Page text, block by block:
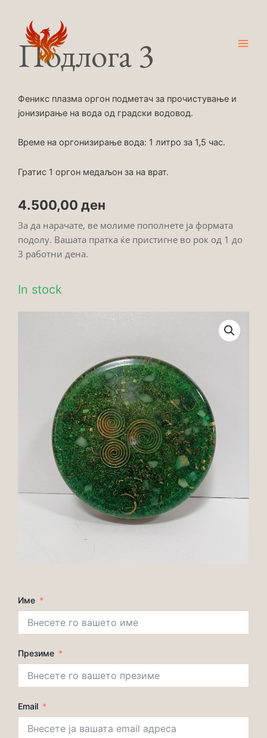
contentПодлога 3
Феникс плазма оргон подметач за прочистување и
јонизирање на вода од градски водовод.
Време на оргонизирање вода: 1 литро за 1,5 час.
Гратис 1 оргон медаљон за на врат.
4.500,00 ден
За да нарачате, ве молиме пополнете ја формата
подолу. Вашата пратка ќе пристигне во рок од 1 до
3 работни дена.
In stock
Име
Презиме
Email